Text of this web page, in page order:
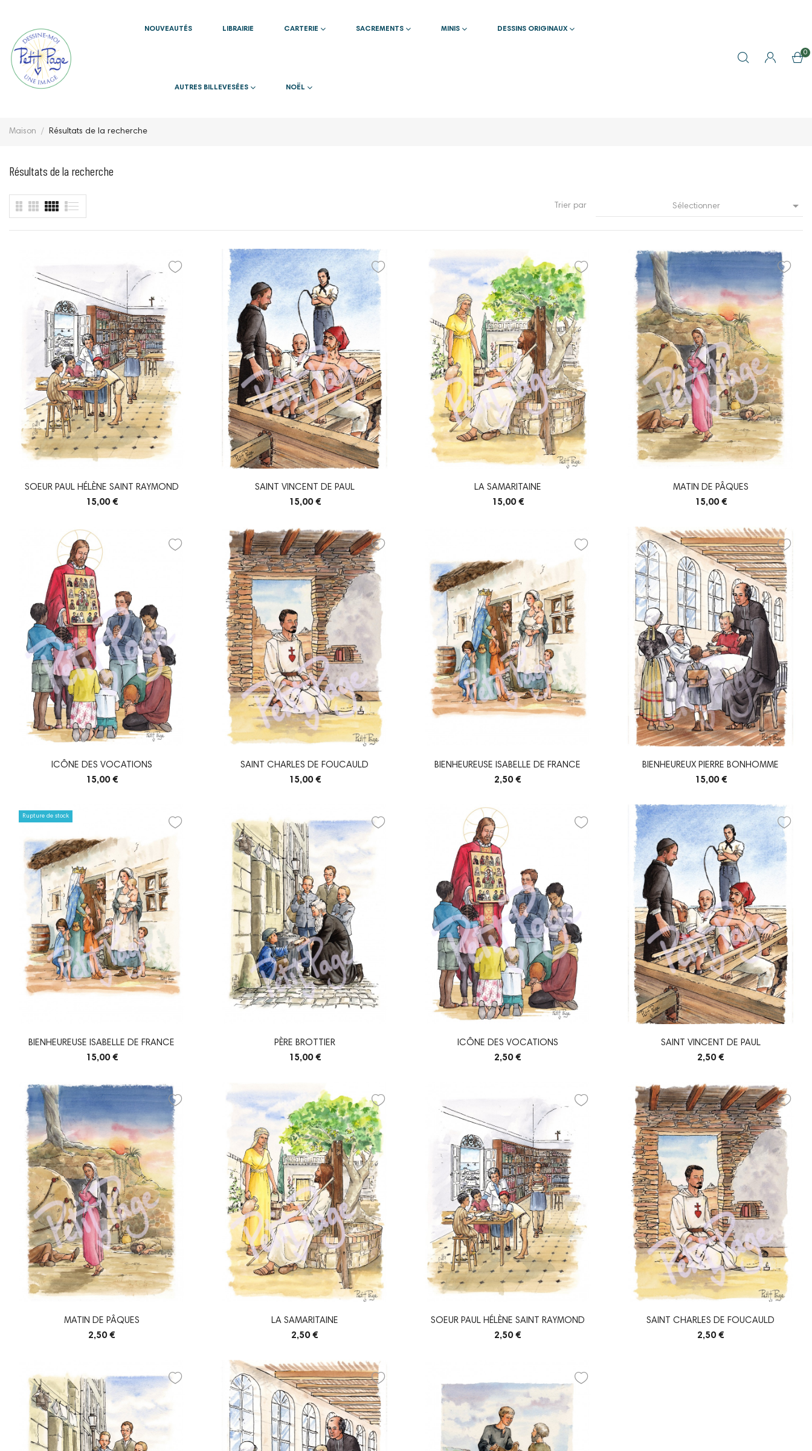
NOUVEAUTÉS LIBRAIRIE CARTERIE SACREMENTS MINIS DESSINS ORIGINAUX
AUTRES BILLEVESÉES NOËL
0
Maison Résultats de la recherche
Résultats de la recherche
Trier par Sélectionner 
SOEUR PAUL HÉLÈNE SAINT RAYMOND
15,00 €
SAINT VINCENT DE PAUL
15,00 €
LA SAMARITAINE
15,00 €
MATIN DE PÂQUES
15,00 €
ICÔNE DES VOCATIONS
15,00 €
SAINT CHARLES DE FOUCAULD
15,00 €
BIENHEUREUSE ISABELLE DE FRANCE
2,50 €
BIENHEUREUX PIERRE BONHOMME
15,00 €
Rupture de stock
BIENHEUREUSE ISABELLE DE FRANCE
15,00 €
PÈRE BROTTIER
15,00 €
ICÔNE DES VOCATIONS
2,50 €
SAINT VINCENT DE PAUL
2,50 €
MATIN DE PÂQUES
2,50 €
LA SAMARITAINE
2,50 €
SOEUR PAUL HÉLÈNE SAINT RAYMOND
2,50 €
SAINT CHARLES DE FOUCAULD
2,50 €